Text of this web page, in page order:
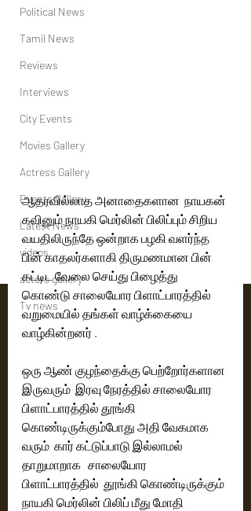
Political News
Tamil News
Reviews
Interviews
City Events
Movies Gallery
Actress Gallery
Events Gallery
Latest News
videos
actors gallery
Tv news
ஆதரவில்லாத அனாதைகளான  நாயகன்
கவினும் நாயகி மெர்லின் பிலிப்பும் சிறிய
வயதிலிருந்தே ஒன்றாக பழகி வளர்ந்த
பின் காதலர்களாகி திருமணமான பின்
கட்டிட வேலை செய்து பிழைத்து
கொண்டு சாலையோர பிளாட்பாரத்தில்
வறுமையில் தங்கள் வாழ்க்கையை
வாழ்கின்றனர் .
ஒரு ஆண் குழந்தைக்கு பெற்றோர்களான
இருவரும்  இரவு நேரத்தில் சாலையோர
பிளாட்பாரத்தில் தூங்கி
கொண்டிருக்கும்போது அதி வேகமாக
வரும்  கார் கட்டுப்பாடு இல்லாமல்
தாறுமாறாக   சாலையோர
பிளாட்பாரத்தில்  தூங்கி கொண்டிருக்கும்
நாயகி மெர்லின் பிலிப் மீது மோதி